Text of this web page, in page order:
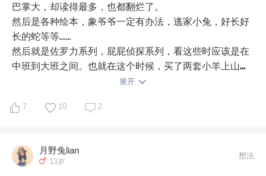
读完这些后，我们终于结束了亲子共读。进入了她看书我
们过去盯是不是该休息眼睛了，看书的地方是不是太暗
了，是不是凑的太近了等等。
1，口袋里的爸爸全系列
装在口袋里的爸爸: 追击章鱼王子
2岁4个月之后 开启主攻英文学习…
1.廖彩杏英文绘本
2.I Can read 小饼干 小土豆
3.各种分级 海尼曼 培生 牛津树 RAZ…
直到现在…
巴掌大，却读得最多，也都翻烂了。
然后是各种绘本，象爷爷一定有办法，逃家小兔，好长好
长的蛇等等……
然后就是佐罗力系列，屁屁侦探系列，看这些时应该是在
中班到大班之间。也就在这个时候，买了两套小羊上山分
级读物，一下子就识字了，进入自主阅读了。
的一些绘本，还有桥梁书。
到了一年级开学，看的有酷虫学校全套，老鼠记者，椋鸠
十动物故事桥梁版，还有猫的风工厂，大个子老鼠小个子
展开
7 10 2
月野兔lian
13岁
想法